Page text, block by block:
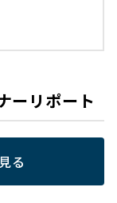
ーリポート
る